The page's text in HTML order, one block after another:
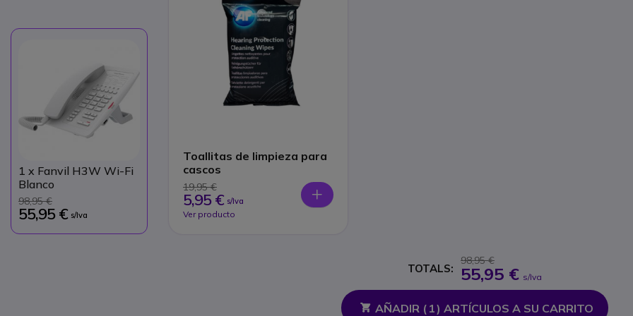
1 x Fanvil H3W Wi-Fi
Blanco
98,95 €
55,95 € s/Iva
Toallitas de limpieza para
cascos
19,95 €
5,95 € s/Iva
Ver producto
TOTALS:
98,95 €
55,95 € s/Iva
AÑADIR ( 1) ARTÍCULOS A SU CARRITO